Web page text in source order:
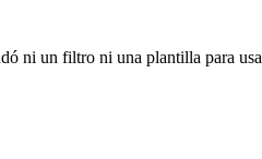
ni un filtro ni una plantilla para